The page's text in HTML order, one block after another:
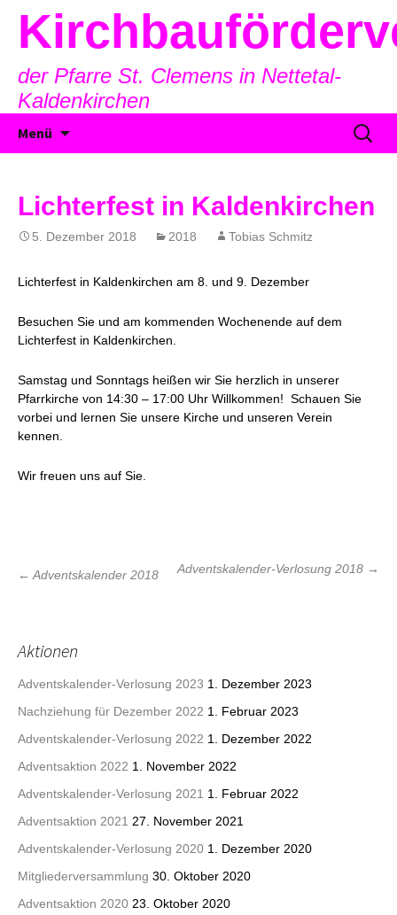
der Pfarre St. Clemens in Nettetal-
Kaldenkirchen
Menü
Suche
nach:
Lichterfest in Kaldenkirchen
5. Dezember 2018 2018 Tobias Schmitz
Lichterfest in Kaldenkirchen am 8. und 9. Dezember
Besuchen Sie und am kommenden Wochenende auf dem
Lichterfest in Kaldenkirchen.
Samstag und Sonntags heißen wir Sie herzlich in unserer
Pfarrkirche von 14:30 – 17:00 Uhr Willkommen! Schauen Sie
vorbei und lernen Sie unsere Kirche und unseren Verein
kennen.
Wir freuen uns auf Sie.
Beitrags-
Navigation
← Adventskalender 2018 Adventskalender-Verlosung 2018 →
Aktionen
Adventskalender-Verlosung 2023 1. Dezember 2023
Nachziehung für Dezember 2022 1. Februar 2023
Adventskalender-Verlosung 2022 1. Dezember 2022
Adventsaktion 2022 1. November 2022
Adventskalender-Verlosung 2021 1. Februar 2022
Adventsaktion 2021 27. November 2021
Adventskalender-Verlosung 2020 1. Dezember 2020
Mitgliederversammlung 30. Oktober 2020
Adventsaktion 2020 23. Oktober 2020